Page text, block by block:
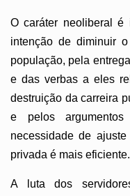
O caráter neoliberal é
intenção de diminuir
população, pela
e das verbas a eles
destruição da carreira
e pelos
necessidade de
privada é mais eficiente.
A luta dos